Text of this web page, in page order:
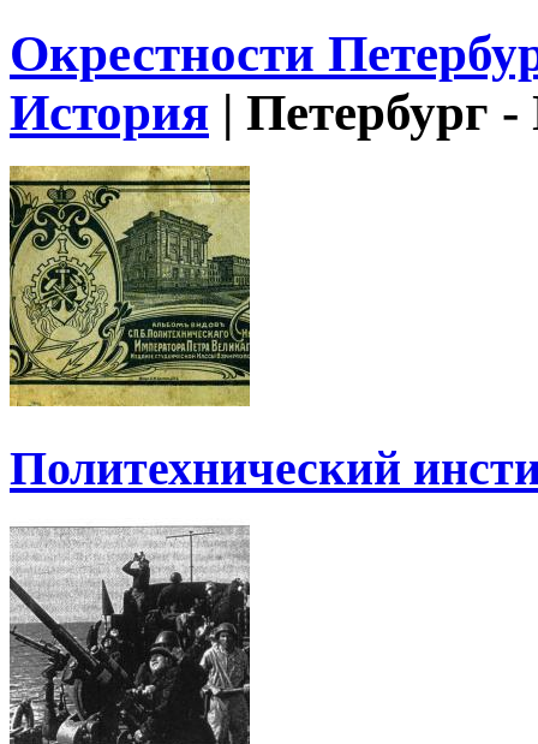
Окрестности
История | Петербург
Политехнический